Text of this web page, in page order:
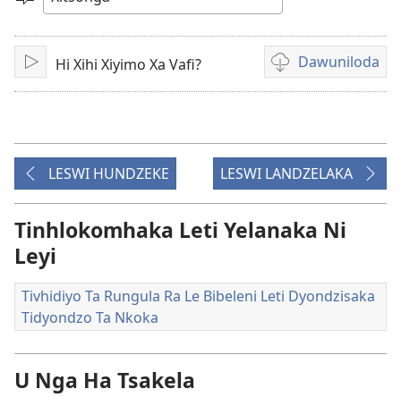
Ririmi
TlangaHi Xihi Xiyimo Xa Vafi? Dawuniloda
Tindlela
to
LESWI HUNDZEKE
LESWI LANDZELAKA
Tinhlokomhaka Leti Yelanaka Ni
Leyi
Tivhidiyo Ta Rungula Ra Le Bibeleni Leti Dyondzisaka
Tidyondzo Ta Nkoka
U Nga Ha Tsakela